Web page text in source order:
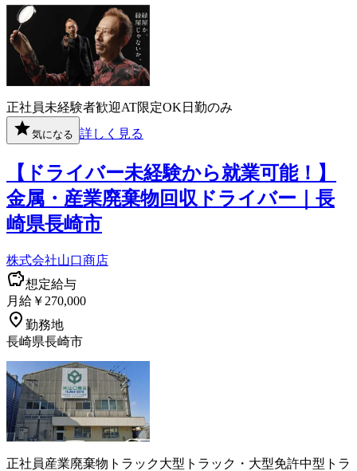
正社員未経験者歓迎AT限定OK 日勤のみ
気になる 詳しく見る
【ドライバー未経験から就業可能！】
金属・産業廃棄物回収ドライバー｜長
崎県長崎市
株式会社山口商店
想定給与
月給￥270,000
勤務地
長崎県長崎市
正社員産業廃棄物 トラック大型トラック・大型免許中型トラ